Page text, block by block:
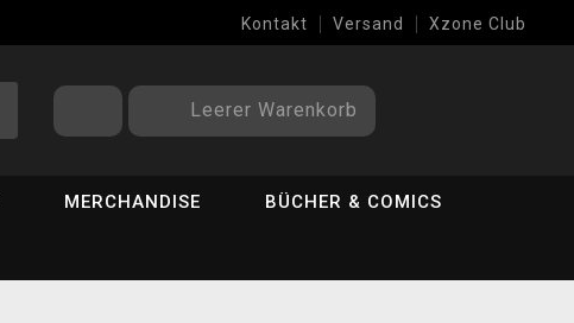
Kontakt Versand Xzone Club
Leerer Warenkorb
MERCHANDISE BÜCHER & COMICS